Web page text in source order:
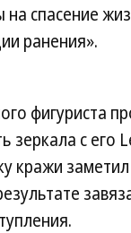
спасение
ранения».
фигуриста
зеркала с его
кражи